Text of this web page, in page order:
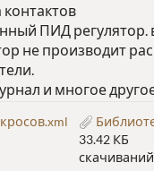
контактов
ПИД регулятор.
не производит
и многое
33.42 КБ